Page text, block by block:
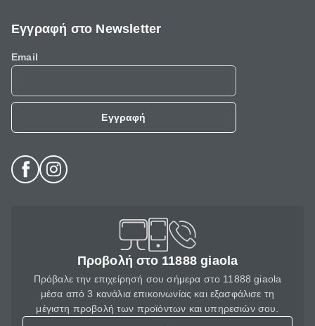
Εγγραφή στο Newsletter
Email
Εγγραφή
Προβολή στο 11888 giaola
Πρόβαλε την επιχείρησή σου σήμερα στο 11888 giaola
μέσα από 3 κανάλια επικοινωνίας και εξασφάλισε τη
μέγιστη προβολή των προϊόντων και υπηρεσιών σου.